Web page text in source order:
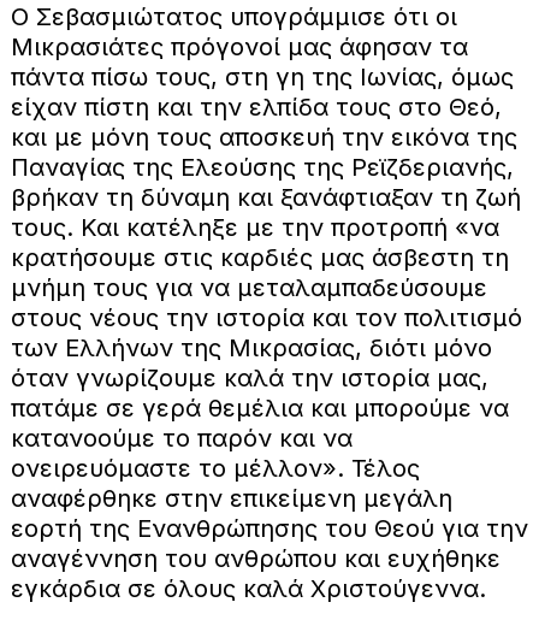
Ο Σεβασμιώτατος υπογράμμισε ότι οι
Μικρασιάτες πρόγονοί μας άφησαν τα
πάντα πίσω τους, στη γη της Ιωνίας, όμως
είχαν πίστη και την ελπίδα τους στο Θεό,
και με μόνη τους αποσκευή την εικόνα της
Παναγίας της Ελεούσης της Ρεϊζδεριανής,
βρήκαν τη δύναμη και ξανάφτιαξαν τη ζωή
τους. Και κατέληξε με την προτροπή «να
κρατήσουμε στις καρδιές μας άσβεστη τη
μνήμη τους για να μεταλαμπαδεύσουμε
στους νέους την ιστορία και τον πολιτισμό
των Ελλήνων της Μικρασίας, διότι μόνο
όταν γνωρίζουμε καλά την ιστορία μας,
πατάμε σε γερά θεμέλια και μπορούμε να
κατανοούμε το παρόν και να
ονειρευόμαστε το μέλλον». Τέλος
αναφέρθηκε στην επικείμενη μεγάλη
εορτή της Ενανθρώπησης του Θεού για την
αναγέννηση του ανθρώπου και ευχήθηκε
εγκάρδια σε όλους καλά Χριστούγεννα.